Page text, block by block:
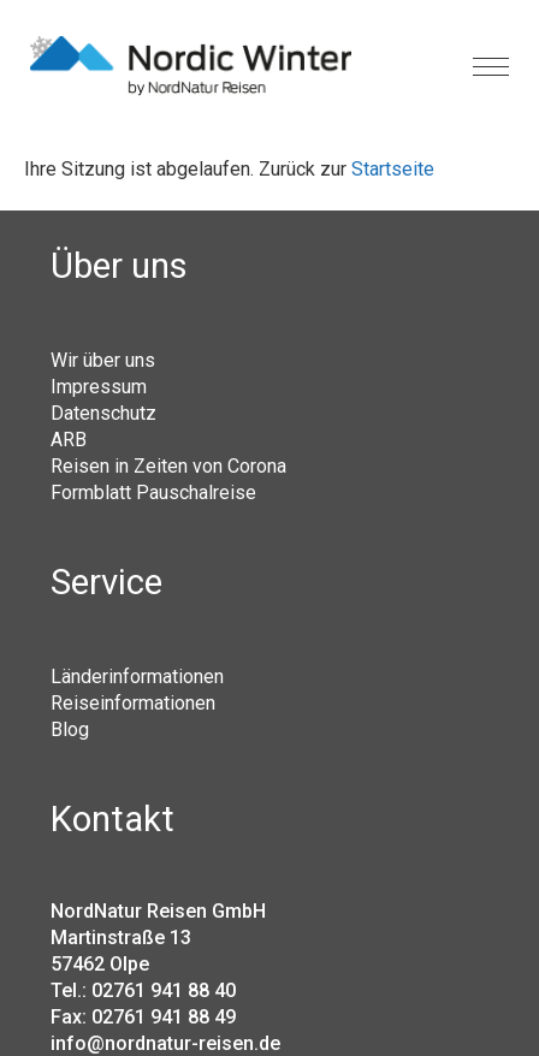
Ihre Sitzung ist abgelaufen. Zurück zur Startseite
Über uns
Wir über uns
Impressum
Datenschutz
ARB
Reisen in Zeiten von Corona
Formblatt Pauschalreise
Service
Länderinformationen
Reiseinformationen
Blog
Kontakt
NordNatur Reisen GmbH
Martinstraße 13
57462 Olpe
Tel.: 02761 941 88 40
Fax: 02761 941 88 49
info@nordnatur-reisen.de